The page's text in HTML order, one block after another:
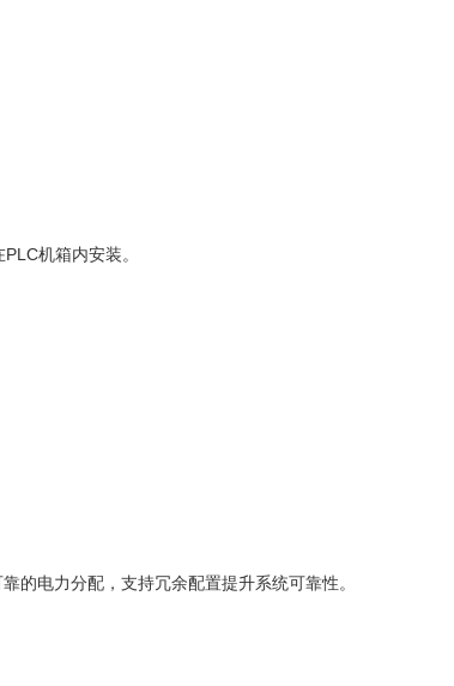
机箱内安装。
的电力分配，支持冗余配置提升系统可靠性。